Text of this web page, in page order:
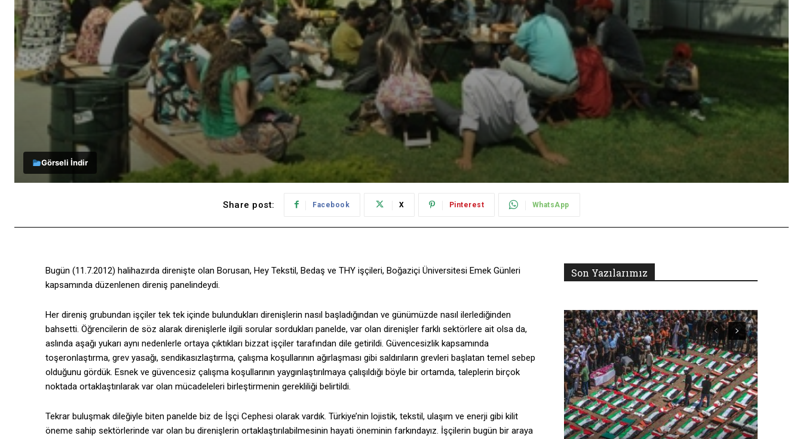
Görseli İndir
Share post: Facebook X Pinterest WhatsApp
Bugün (11.7.2012) halihazırda direnişte olan Borusan, Hey Tekstil, Bedaş ve THY işçileri, Boğaziçi Üniversitesi Emek Günleri
kapsamında düzenlenen direniş panelindeydi.
Her direniş grubundan işçiler tek tek içinde bulundukları direnişlerin nasıl başladığından ve günümüzde nasıl ilerlediğinden
bahsetti. Öğrencilerin de söz alarak direnişlerle ilgili sorular sordukları panelde, var olan direnişler farklı sektörlere ait olsa da,
aslında aşağı yukarı aynı nedenlerle ortaya çıktıkları bizzat işçiler tarafından dile getirildi. Güvencesizlik kapsamında
toşeronlaştırma, grev yasağı, sendikasızlaştırma, çalışma koşullarının ağırlaşması gibi saldırıların grevleri başlatan temel sebep
olduğunu gördük. Esnek ve güvencesiz çalışma koşullarının yaygınlaştırılmaya çalışıldığı böyle bir ortamda, taleplerin birçok
noktada ortaklaştırılarak var olan mücadeleleri birleştirmenin gerekliliği belirtildi.
Tekrar buluşmak dileğiyle biten panelde biz de İşçi Cephesi olarak vardık. Türkiye’nin lojistik, tekstil, ulaşım ve enerji gibi kilit
öneme sahip sektörlerinde var olan bu direnişlerin ortaklaştırılabilmesinin hayati öneminin farkındayız. İşçilerin bugün bir araya
Son Yazılarımız